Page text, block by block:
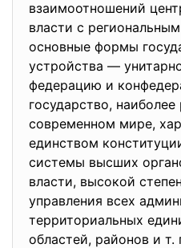
взаимоотношений
власти с
основные формы
устройства —
федерацию и
государство,
современном мире,
единством
системы высших
власти, высокой
управления всех
территориальных
областей, районов и т.